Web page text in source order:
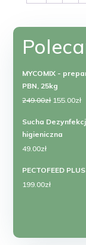
MYCOMIX -
PBN, 25kg
249.00zł Pierwotna
wynosiła:
155.00zł
Sucha
higieniczna
49.00zł
PECTOFEED
199.00zł